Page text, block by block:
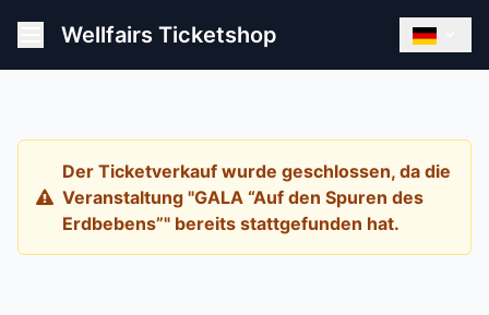
Wellfairs Ticketshop
Der Ticketverkauf wurde geschlossen, da die
Veranstaltung "GALA “Auf den Spuren des
Erdbebens”" bereits stattgefunden hat.